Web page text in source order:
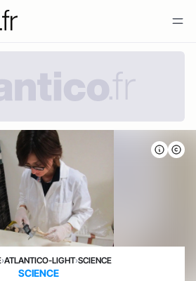
›ATLANTICO-LIGHT›SCIENCE
SCIENCE